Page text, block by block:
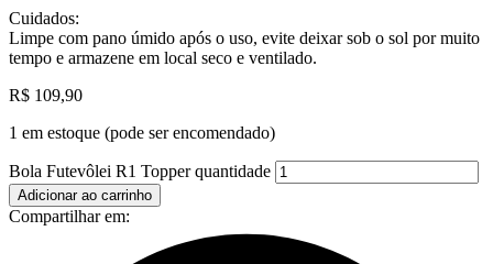
Cuidados:
Limpe com pano úmido após o uso, evite deixar sob o sol por muito
tempo e armazene em local seco e ventilado.
R$ 109,90
1 em estoque (pode ser encomendado)
Bola Futevôlei R1 Topper quantidade
Adicionar ao carrinho
Compartilhar em: